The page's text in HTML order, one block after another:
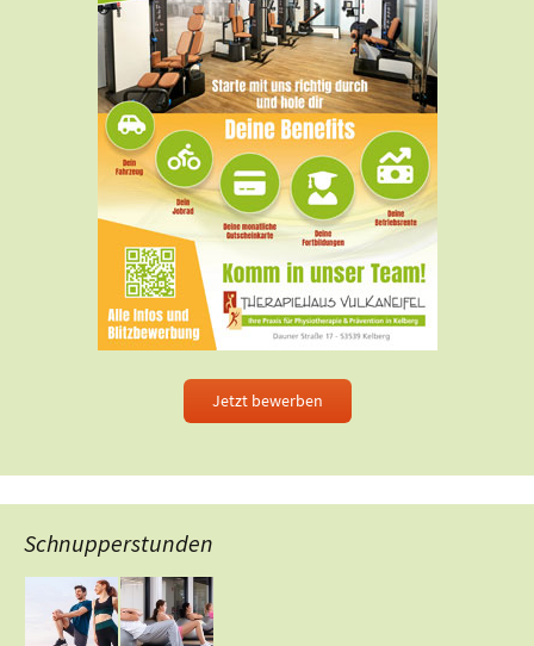
Jetzt bewerben
Schnupperstunden